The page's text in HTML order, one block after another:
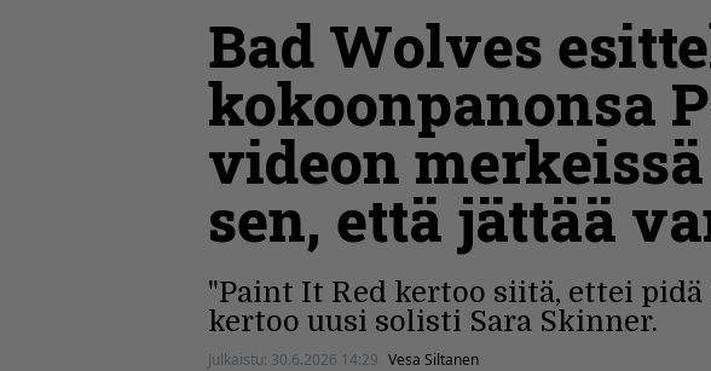
Bad Wolves
kokoonpanonsa
videon
sen, että jättää
"Paint It Red kertoo siitä, ettei
kertoo uusi solisti Sara Skinner.
Julkaistu: 30.6.2026 14:29 Vesa Siltanen